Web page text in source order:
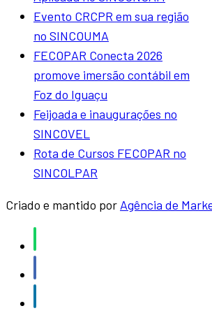
Evento CRCPR em sua região
no SINCOUMA
FECOPAR Conecta 2026
promove imersão contábil em
Foz do Iguaçu
Feijoada e inaugurações no
SINCOVEL
Rota de Cursos FECOPAR no
SINCOLPAR
Criado e mantido por Agência de